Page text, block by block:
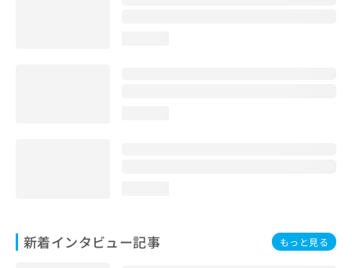
新着インタビュー記事 もっと見る